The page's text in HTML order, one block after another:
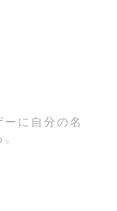
に自分の名